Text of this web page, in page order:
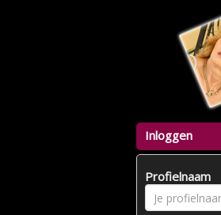
Inloggen
Profielnaam